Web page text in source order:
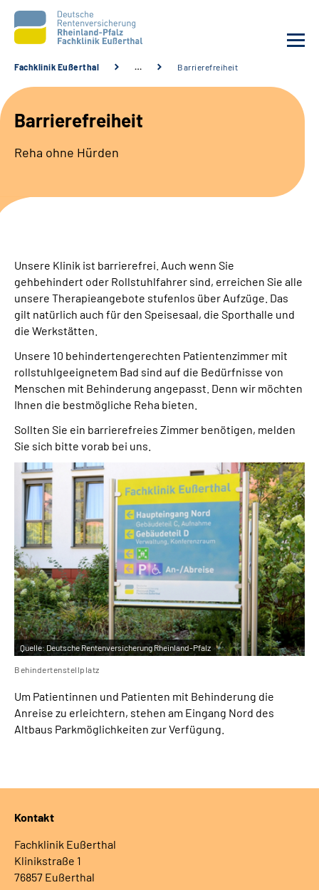
Unsere Klinik
Unsere Angebote
Zuweisende
Suche
Gebärdensprache
Fachklinik Eußerthal … Barrierefreiheit
Barrierefreiheit
Reha ohne Hürden
Unsere Klinik ist barrierefrei. Auch wenn Sie
gehbehindert oder Rollstuhlfahrer sind, erreichen Sie alle
unsere Therapieangebote stufenlos über Aufzüge. Das
gilt natürlich auch für den Speisesaal, die Sporthalle und
die Werkstätten.
Unsere 10 behindertengerechten Patientenzimmer mit
rollstuhlgeeignetem Bad sind auf die Bedürfnisse von
Menschen mit Behinderung angepasst. Denn wir möchten
Ihnen die bestmögliche Reha bieten.
Sollten Sie ein barrierefreies Zimmer benötigen, melden
Sie sich bitte vorab bei uns.
Quelle: Deutsche Rentenversicherung Rheinland-Pfalz
Behindertenstellplatz
Um Patientinnen und Patienten mit Behinderung die
Anreise zu erleichtern, stehen am Eingang Nord des
Altbaus Parkmöglichkeiten zur Verfügung.
Kontakt
Fachklinik Eußerthal
Klinikstraße 1
76857 Eußerthal